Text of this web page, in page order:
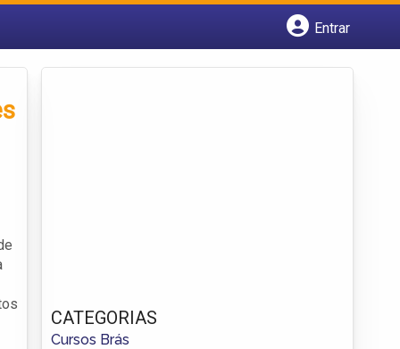
Entrar
CATEGORIAS
Cursos Brás